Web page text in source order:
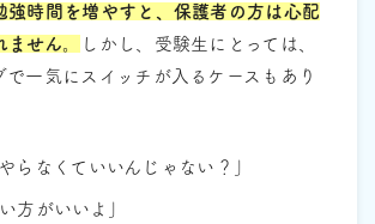
強時間を増やすと、保護者の方は心配
せん。
しかし、受験生にとっては、
で一気にスイッチが入るケースもあり
らなくていいんじゃない？」
方がいいよ」